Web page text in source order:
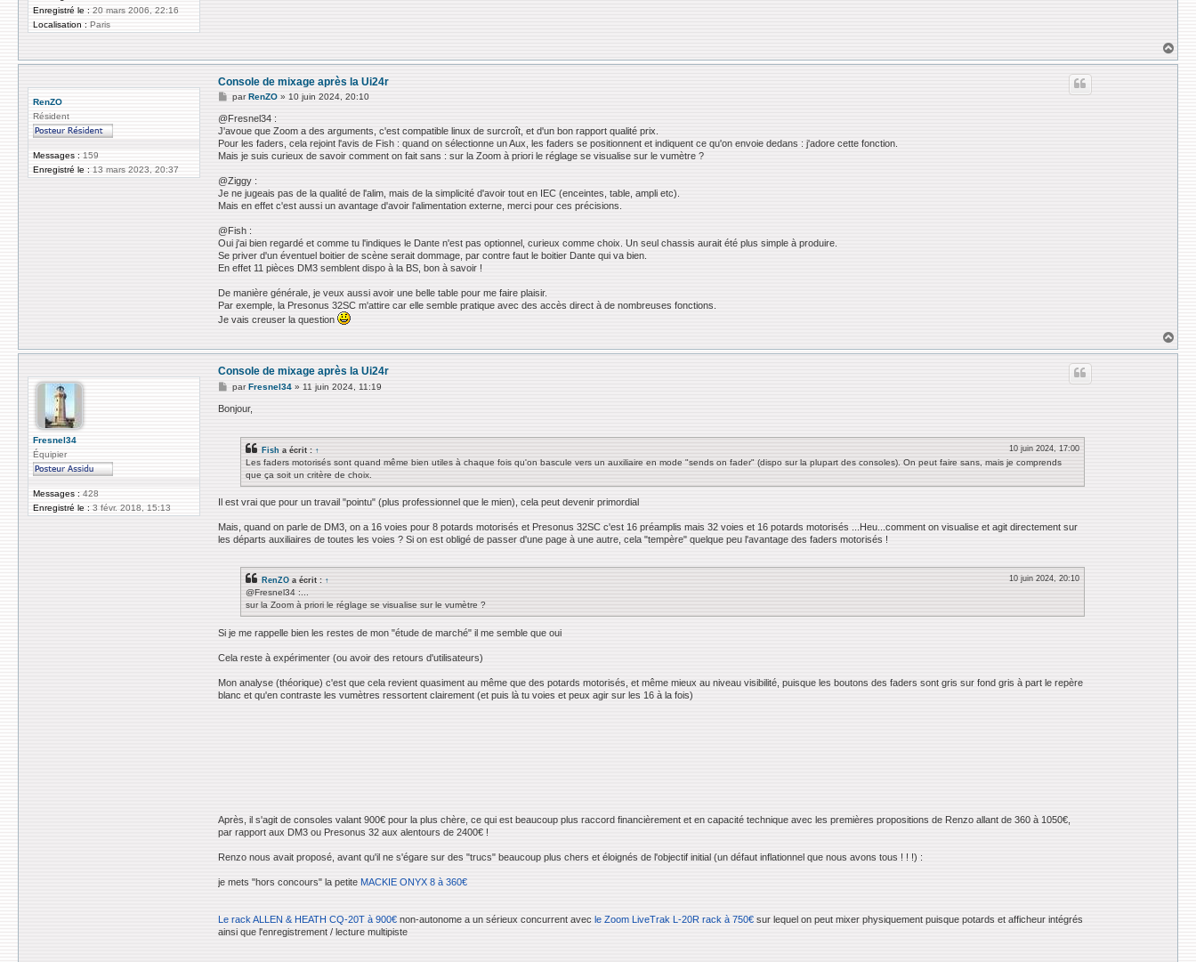
Enregistré le : 20 mars 2006, 22:16
Localisation : Paris
a
RenZO
Résident
Messages : 159
Enregistré le : 13 mars 2023, 20:37
Console de mixage après la Ui24r
M
s
s
g
e
par RenZO »10 juin 2024, 20:10
@Fresnel34 :
J'avoue que Zoom a des arguments, c'est compatible linux de surcroît, et d'un bon rapport qualité prix.
Pour les faders, cela rejoint l'avis de Fish : quand on sélectionne un Aux, les faders se positionnent et indiquent ce qu'on envoie dedans : j'adore cette fonction.
Mais je suis curieux de savoir comment on fait sans : sur la Zoom à priori le réglage se visualise sur le vumètre ?
@Ziggy :
Je ne jugeais pas de la qualité de l'alim, mais de la simplicité d'avoir tout en IEC (enceintes, table, ampli etc).
Mais en effet c'est aussi un avantage d'avoir l'alimentation externe, merci pour ces précisions.
@Fish :
Oui j'ai bien regardé et comme tu l'indiques le Dante n'est pas optionnel, curieux comme choix. Un seul chassis aurait été plus simple à produire.
Se priver d'un éventuel boitier de scène serait dommage, par contre faut le boitier Dante qui va bien.
En effet 11 pièces DM3 semblent dispo à la BS, bon à savoir !
De manière générale, je veux aussi avoir une belle table pour me faire plaisir.
Par exemple, la Presonus 32SC m'attire car elle semble pratique avec des accès direct à de nombreuses fonctions.
Je vais creuser la question
a
Fresnel34
Équipier
Messages : 428
Enregistré le : 3 févr. 2018, 15:13
Console de mixage après la Ui24r
M
s
parFresnel34 » 11 juin 2024, 11:19
Bonjour,
Fish a écrit : ↑
10 juin 2024, 17:00
Les faders motorisés sont quand même bien utiles à chaque fois qu'on bascule vers un auxiliaire en mode "sends on fader" (dispo sur la plupart des consoles). On peut faire sans, mais je comprends
que ça soit un critère de choix.
Il est vrai que pour un travail "pointu" (plus professionnel que le mien), cela peut devenir primordial
Mais, quand on parle de DM3, on a 16 voies pour 8 potards motorisés et Presonus 32SC c'est 16 préamplis mais 32 voies et 16 potards motorisés ...Heu...comment on visualise et agit directement sur
les départs auxiliaires de toutes les voies ? Si on est obligé de passer d'une page à une autre, cela "tempère" quelque peu l'avantage des faders motorisés !
RenZO a écrit : ↑
10 juin 2024, 20:10
@Fresnel34 :...
sur la Zoom à priori le réglage se visualise sur le vumètre ?
Si je me rappelle bien les restes de mon "étude de marché" il me semble que oui
Cela reste à expérimenter (ou avoir des retours d'utilisateurs)
Mon analyse (théorique) c'est que cela revient quasiment au même que des potards motorisés, et même mieux au niveau visibilité, puisque les boutons des faders sont gris sur fond gris à part le repère
blanc et qu'en contraste les vumètres ressortent clairement (et puis là tu voies et peux agir sur les 16 à la fois)
Après, il s'agit de consoles valant 900€ pour la plus chère, ce qui est beaucoup plus raccord financièrement et en capacité technique avec les premières propositions de Renzo allant de 360 à 1050€,
par rapport aux DM3 ou Presonus 32 aux alentours de 2400€ !
Renzo nous avait proposé, avant qu'il ne s'égare sur des "trucs" beaucoup plus chers et éloignés de l'objectif initial (un défaut inflationnel que nous avons tous ! ! !) :
je mets "hors concours" la petiteMACKIE ONYX 8 à 360€
Le rack ALLEN & HEATH CQ-20T à 900€ non-autonome a un sérieux concurrent avecle Zoom LiveTrak L-20R rack à 750€ sur lequel on peut mixer physiquement puisque potards et afficheur intégrés
ainsi que l'enregistrement / lecture multipiste